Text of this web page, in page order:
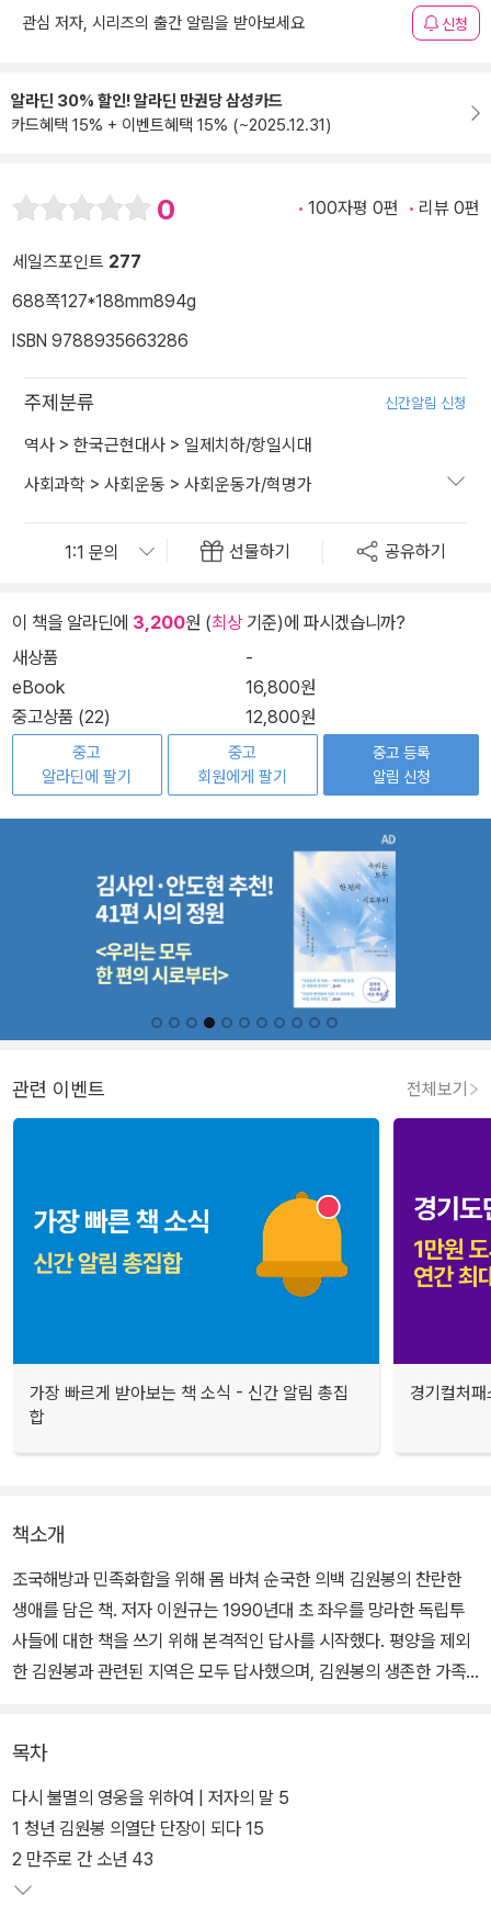
관심 저자, 시리즈의 출간 알림을 받아보세요 신청
알라딘 30% 할인! 알라딘 만권당 삼성카드
카드혜택 15% + 이벤트혜택 15% (~2025.12.31)
0 100자평 0편 리뷰 0편
세일즈포인트 277
688쪽127*188mm894g
ISBN 9788935663286
주제분류 신간알림 신청
역사 > 한국근현대사 > 일제치하/항일시대
사회과학 > 사회운동 > 사회운동가/혁명가
선물하기 공유하기
이 책을 알라딘에 3,200원 (최상기준)에 파시겠습니까?
새상품
-
eBook
16,800원
중고상품 (22)
12,800원
중고
알라딘에 팔기
중고
회원에게 팔기
중고 등록
알림 신청
관련 이벤트 전체보기
가장 빠르게 받아보는 책 소식 - 신간 알림 총집
합
경기컬처
책소개
조국해방과 민족화합을 위해 몸 바쳐 순국한 의백 김원봉의 찬란한
생애를 담은 책. 저자 이원규는 1990년대 초 좌우를 망라한 독립투
사들에 대한 책을 쓰기 위해 본격적인 답사를 시작했다. 평양을 제외
한 김원봉과 관련된 지역은 모두 답사했으며, 김원봉의 생존한 가족
더 많은 독자에게 다가가기 위해 일부는 소설의 형식을 취했지만 허
구가 아닌 자료나 증언을 바탕으로 한 소설적 상상력이다. 이를 통해
독자는 쉽고 재미있게 주인공 김원봉과 독립투사들의 세밀한 심리와
인간적 면모를 느낄 수 있다.
목차
다시 불멸의 영웅을 위하여 | 저자의 말 5
1 청년 김원봉 의열단 단장이 되다 15
2 만주로 간 소년 43